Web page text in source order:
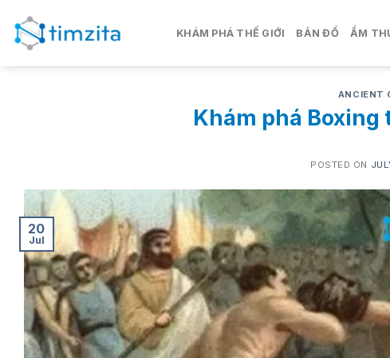
content
KHÁM PHÁ THẾ GIỚI BẢN ĐỒ ẨM
ANCIENT
Khám phá Boxing
POSTED ON
20
Jul